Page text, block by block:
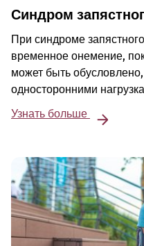
Синдром
При синдроме
временное онемение,
может быть
односторонними
Узнать больше